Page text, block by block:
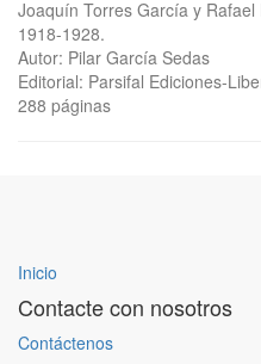
Joaquín Torres García y
1918-1928.
Autor: Pilar García Sedas
Editorial: Parsifal Ediciones-
288 páginas
Inicio
Contacte con nosotros
Contáctenos